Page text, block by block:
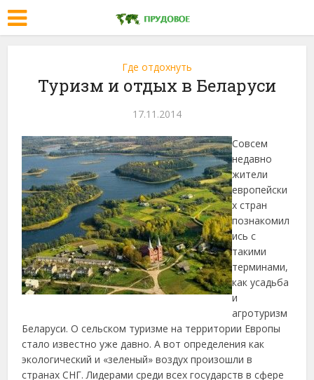
Где отдохнуть
Туризм и отдых в Беларуси
17.11.2014
Совсем
недавно
жители
европейски
х стран
познакомил
ись с
такими
терминами,
как усадьба
и
агротуризм
Беларуси. О сельском туризме на территории Европы
стало известно уже давно. А вот определения как
экологический и «зеленый» воздух произошли в
странах СНГ. Лидерами среди всех государств в сфере